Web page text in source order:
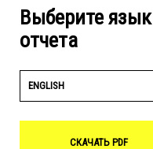
Выберите
отчета
ENGLISH
СКАЧАТЬ PDF